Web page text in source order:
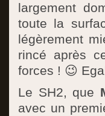
largement
toute la
légèrement
rincé après
forces ! 😉
Le SH2, que
avec un